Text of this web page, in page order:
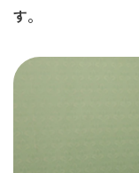
す。